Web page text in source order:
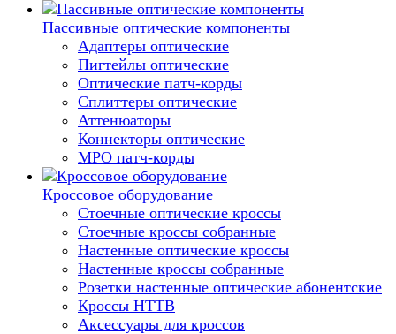
Пассивные оптические компоненты
Адаптеры оптические
Пигтейлы оптические
Оптические патч-корды
Сплиттеры оптические
Аттенюаторы
Коннекторы оптические
MPO патч-корды
Кроссовое оборудование
Стоечные оптические кроссы
Стоечные кроссы собранные
Настенные оптические кроссы
Настенные кроссы собранные
Розетки настенные оптические абонентские
Кроссы HTTB
Аксессуары для кроссов